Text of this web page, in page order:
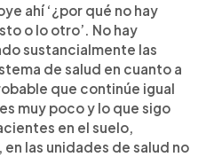
ahí ‘¿por qué no hay
o lo otro’. No hay
sustancialmente las
de salud en cuanto a
que continúe igual
muy poco y lo que sigo
en el suelo,
las unidades de salud no